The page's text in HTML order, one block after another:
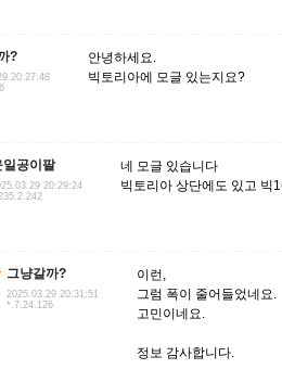
?
20:27:48
안녕하세요.
빅토리아에 모글 있는지요?
일공이팔
20:29:24
네 모글 있습니다
빅토리아 상단에도 있고 빅
그냥갈까?
2025.03.29 20:31:51
*.7.24.126
이런,
그럼 폭이 줄어들었네요.
고민이네요.
정보 감사합니다.